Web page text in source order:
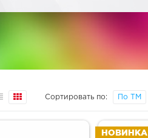
Сортировать по: По ТМ
НОВИНКА